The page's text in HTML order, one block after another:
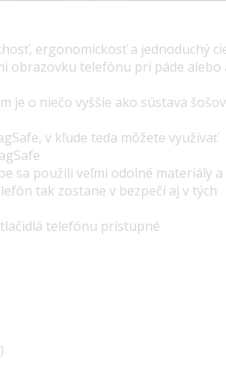
ergonomickosť a jednoduchý
obrazovku telefónu pri páde alebo
je o niečo vyššie ako sústava
v kľude teda môžete využívať
sa použili veľmi odolné materiály a
tak zostane v bezpečí aj v tých
telefónu prístupné